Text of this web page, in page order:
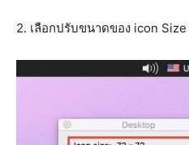
2. เลือกปรับขนาดของ icon Size